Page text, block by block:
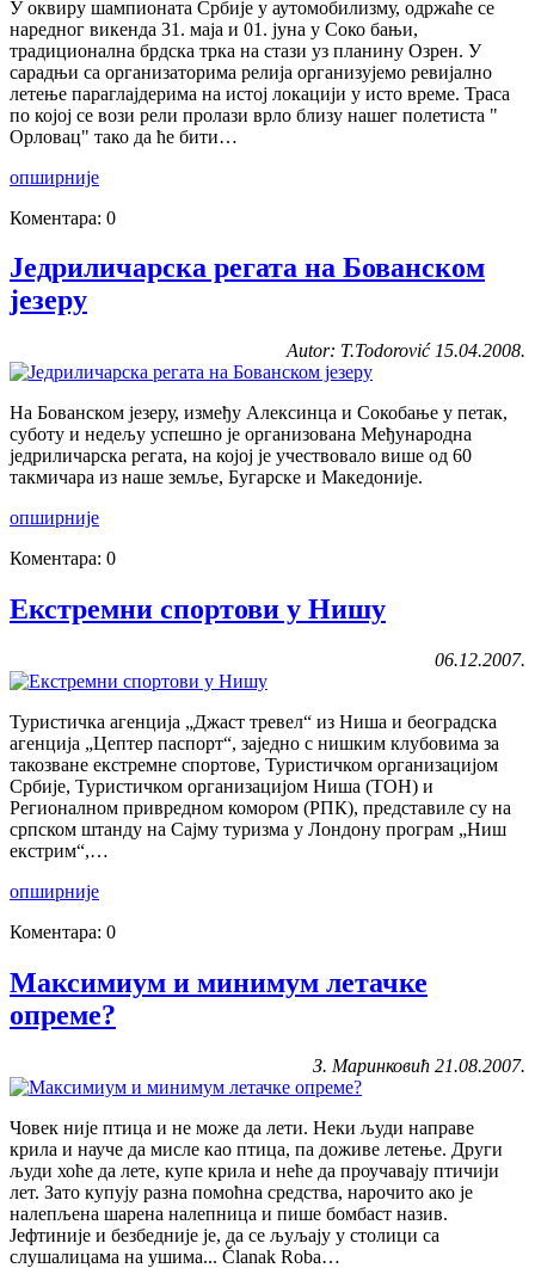
У оквиру шампионата Србије у аутомобилизму, одржаће се
наредног викенда 31. маја и 01. јуна у Соко бањи,
традиционална брдска трка на стази уз планину Озрен. У
сарадњи са организаторима релија организујемо ревијално
летење параглајдерима на истој локацији у исто време. Траса
по којој се вози рели пролази врло близу нашег полетиста "
Орловац" тако да ће бити…
опширније
Коментара: 0
Једриличарска регата на Бованском
језеру
Autor: T.Todorović 15.04.2008.
На Бованском језеру, између Алексинца и Сокобање у петак,
суботу и недељу успешно је организована Међународна
једриличарска регата, на којој је учествовало више од 60
такмичара из наше земље, Бугарске и Македоније.
опширније
Коментара: 0
Екстремни спортови у Нишу
06.12.2007.
Туристичка агенција „Джаст тревел“ из Ниша и београдска
агенција „Цептер паспорт“, заједно с нишким клубовима за
такозване екстремне спортове, Туристичком организацијом
Србије, Туристичком организацијом Ниша (ТОН) и
Регионалном привредном комором (РПК), представиле су на
српском штанду на Сајму туризма у Лондону програм „Ниш
екстрим“,…
опширније
Коментара: 0
Максимиум и минимум летачке
опреме?
З. Маринковић 21.08.2007.
Човек није птица и не може да лети. Неки људи направе
крила и науче да мисле као птица, па доживе летење. Други
људи хоће да лете, купе крила и неће да проучавају птичији
лет. Зато купују разна помоћна средства, нарочито ако је
налепљена шарена налепница и пише бомбаст назив.
Јефтиније и безбедније је, да се љуљају у столици са
слушалицама на ушима... Članak Roba…